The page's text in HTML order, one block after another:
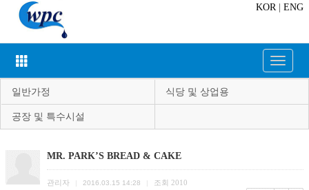
KOR| ENG
Toggle
일반가정
식당 및 상업용
공장 및 특수시설
MR. PARK’S BREAD & CAKE
관리자 2016.03.15 14:28 조회 2010